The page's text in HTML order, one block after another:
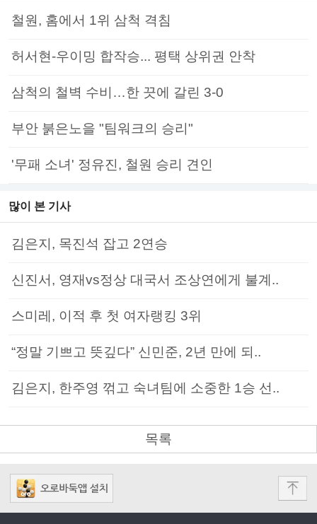
철원, 홈에서 1위 삼척 격침
허서현-우이밍 합작승... 평택 상위권 안착
삼척의 철벽 수비…한 끗에 갈린 3-0
부안 붉은노을 "팀워크의 승리"
'무패 소녀' 정유진, 철원 승리 견인
많이 본 기사
김은지, 목진석 잡고 2연승
신진서, 영재vs정상 대국서 조상연에게 불계..
스미레, 이적 후 첫 여자랭킹 3위
“정말 기쁘고 뜻깊다” 신민준, 2년 만에 되..
김은지, 한주영 꺾고 숙녀팀에 소중한 1승 선..
목록